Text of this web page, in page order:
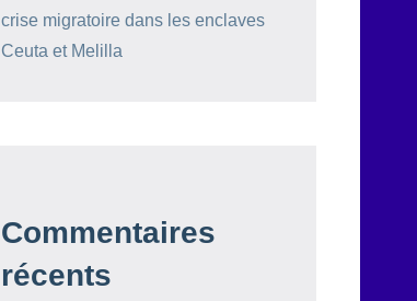
crise migratoire dans les enclaves
Ceuta et Melilla
Commentaires
récents